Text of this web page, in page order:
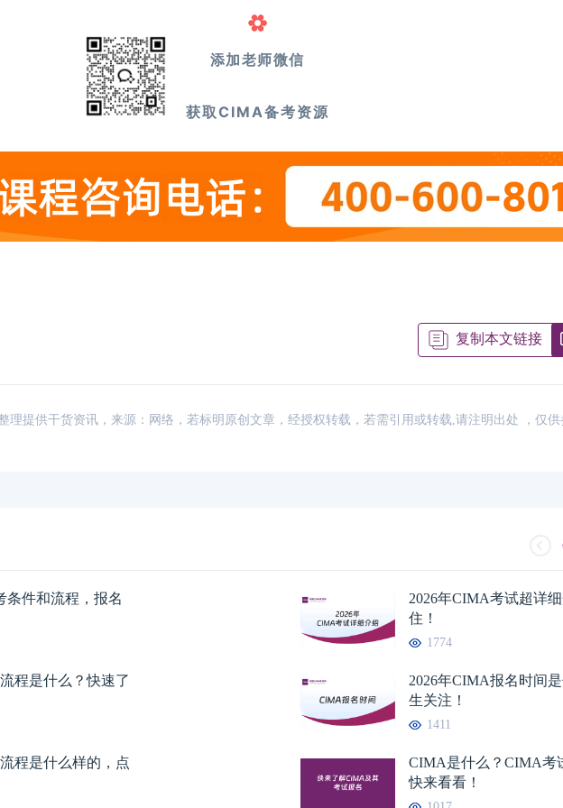
添加老师微信
获取CIMA备考资源
复制本文链接
理提供干货资讯，来源：网络，若标明原创文章，经授权转载，若需引用或转载,请注明出处 ，仅
条件和流程，报名
2026年CIMA考试超详
住！
1774
程是什么？快速了
2026年CIMA报名时间
生关注！
1411
程是什么样的，点
CIMA是什么？CIMA考
快来看看！